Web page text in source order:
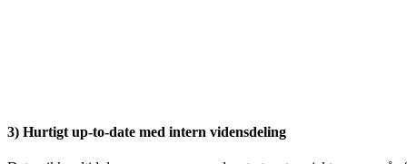
3) Hurtigt up-to-date med intern vidensdeling